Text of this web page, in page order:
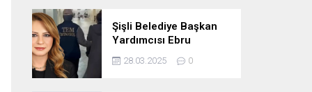
Şişli Belediye Başkan
Yardımcısı Ebru
Özdemir tutuklandı
28.03.2025 0